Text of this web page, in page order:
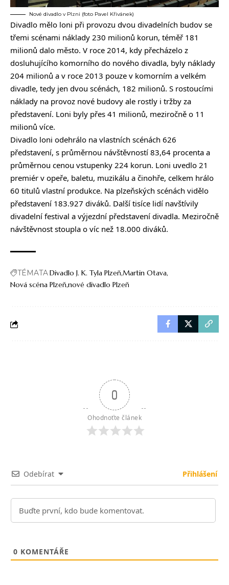
Nové divadlo v Plzni (foto Pavel Křivánek)
Divadlo mělo loni při provozu dvou divadelních budov se
třemi scénami náklady 230 milionů korun, téměř 181
milionů dalo město. V roce 2014, kdy přecházelo z
dosluhujícího komorního do nového divadla, byly náklady
204 milionů a v roce 2013 pouze v komorním a velkém
divadle, tedy jen dvou scénách, 182 milionů. S rostoucími
náklady na provoz nové budovy ale rostly i tržby za
představení. Loni byly přes 41 milionů, meziročně o 11
milionů více.
Divadlo loni odehrálo na vlastních scénách 626
představení, s průměrnou návštěvností 83,64 procenta a
průměrnou cenou vstupenky 224 korun. Loni uvedlo 21
premiér v opeře, baletu, muzikálu a činohře, celkem hrálo
60 titulů vlastní produkce. Na plzeňských scénách vidělo
představení 183.927 diváků. Další tisíce lidí navštívily
divadelní festival a výjezdní představení divadla. Meziročně
návštěvnost stoupla o víc než 18.000 diváků.
TÉMATADivadlo J. K. Tyla PlzeňMartin Otava
Nová scéna Plzeňnové divadlo Plzeň
0
Ohodnoťte článek
Odebírat Přihlášení
0 KOMENTÁŘE